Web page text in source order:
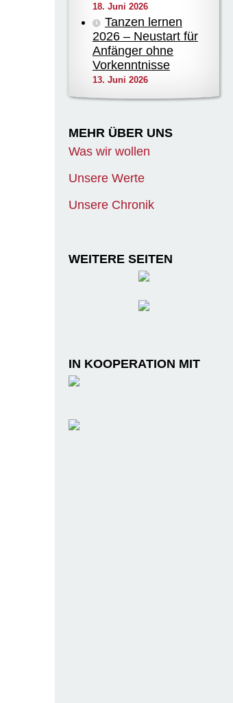
18. Juni 2026
Tanzen lernen
2026 – Neustart für
Anfänger ohne
Vorkenntnisse
13. Juni 2026
MEHR ÜBER UNS
Was wir wollen
Unsere Werte
Unsere Chronik
WEITERE SEITEN
IN KOOPERATION MIT